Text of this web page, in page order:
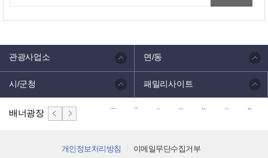
관광사업소 면/동
시/군청 패밀리사이트
배너광장
개인정보처리방침 이메일무단수집거부